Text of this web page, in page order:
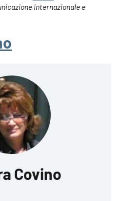
internazionale e
Covino